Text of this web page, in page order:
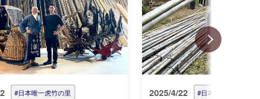
#日本唯一虎竹の里 2025/4/22 #日本唯一虎竹の里